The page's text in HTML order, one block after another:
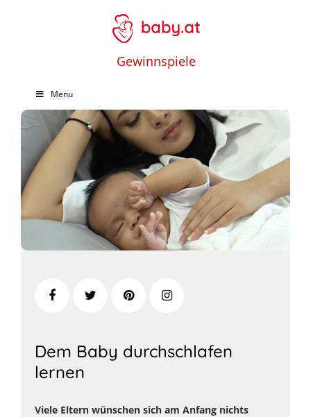
Gewinnspiele
Menu
Dem Baby durchschlafen
lernen
Viele Eltern wünschen sich am Anfang nichts